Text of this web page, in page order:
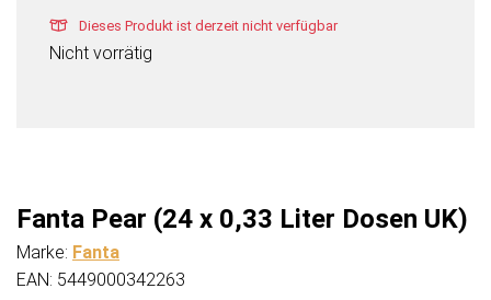
Dieses Produkt ist derzeit nicht verfügbar
Nicht vorrätig
Fanta Pear (24 x 0,33 Liter Dosen UK)
Marke: Fanta
EAN: 5449000342263